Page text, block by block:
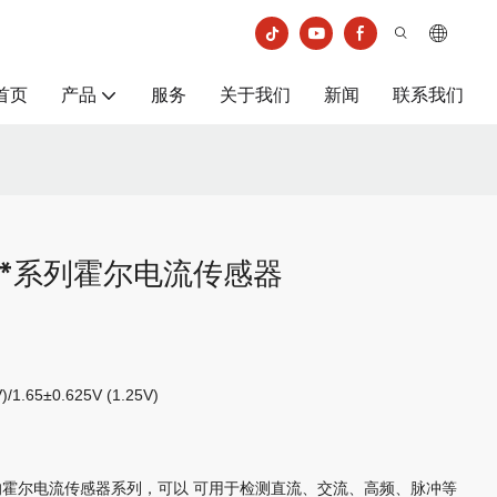
页 产品 服务 关于我们 新闻 联系我们
列霍尔电流传感器
1.65±0.625V (1.25V)
尔电流传感器系列，可以 可用于检测直流、交流、高频、脉冲等